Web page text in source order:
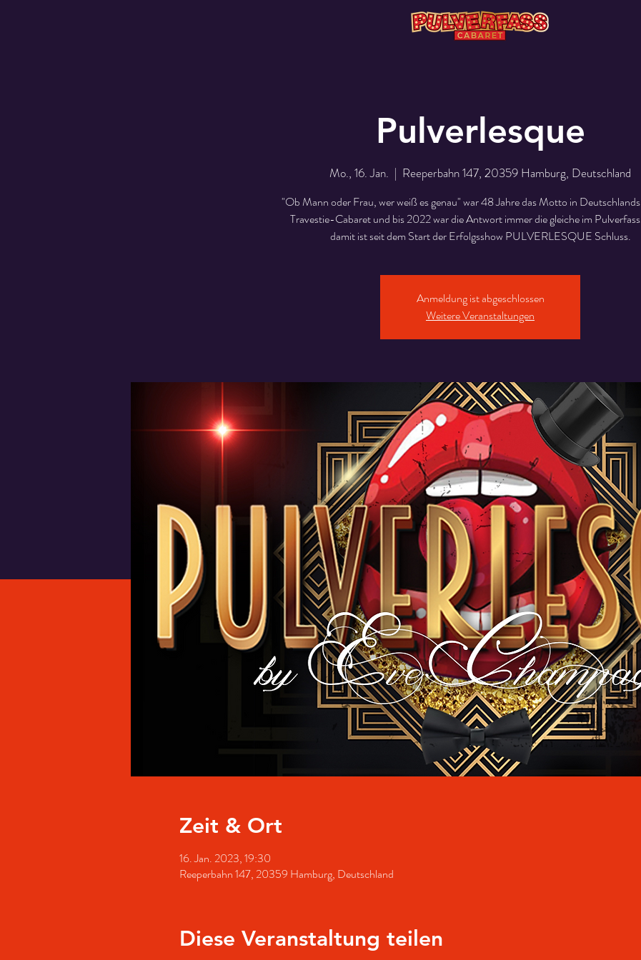
Pulverlesque
Mo., 16. Jan.
  |
Reeperbahn 147, 20359 Hamburg, Deutschland
"Ob Mann oder Frau, wer weiß es genau" war 48 Jahre das Motto in
Travestie-Cabaret und bis 2022 war die Antwort immer die gleiche im
damit ist seit dem Start der Erfolgsshow PULVERLESQUE Schluss.
Anmeldung ist abgeschlossen
Weitere Veranstaltungen
Zeit & Ort
16. Jan. 2023, 19:30
Reeperbahn 147, 20359 Hamburg, Deutschland
Diese Veranstaltung teilen